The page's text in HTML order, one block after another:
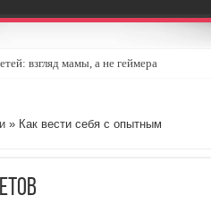
взгляд мамы, а не геймера
индустрии
шагов
» Как вести себя с опытным